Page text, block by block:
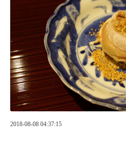
2018-08-08 04:37:15